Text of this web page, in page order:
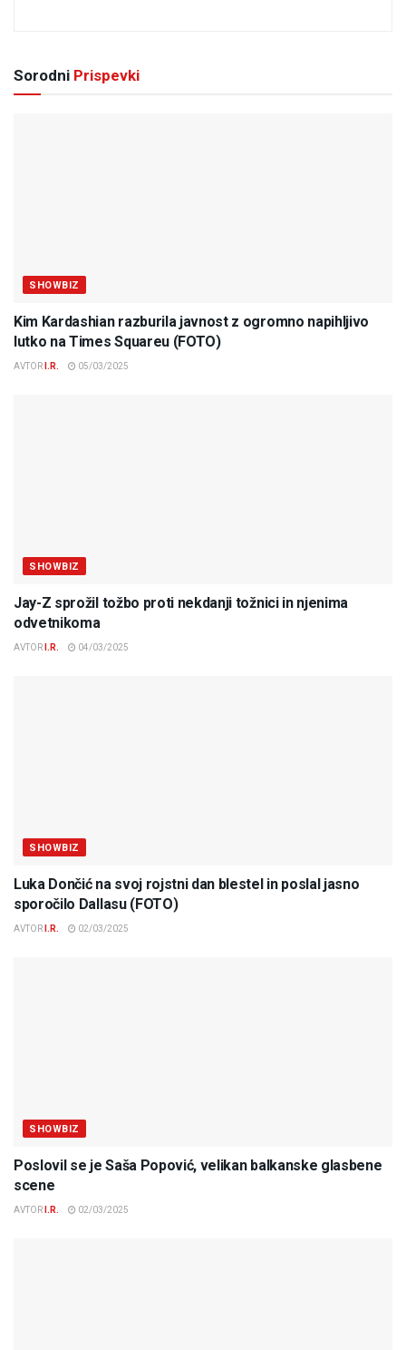
Sorodni Prispevki
SHOWBIZ
Kim Kardashian razburila javnost z ogromno napihljivo
lutko na Times Squareu (FOTO)
AVTOR I.R. 05/03/2025
SHOWBIZ
Jay-Z sprožil tožbo proti nekdanji tožnici in njenima
odvetnikoma
AVTOR I.R. 04/03/2025
SHOWBIZ
Luka Dončić na svoj rojstni dan blestel in poslal jasno
sporočilo Dallasu (FOTO)
AVTOR I.R. 02/03/2025
SHOWBIZ
Poslovil se je Saša Popović, velikan balkanske glasbene
scene
AVTOR I.R. 02/03/2025